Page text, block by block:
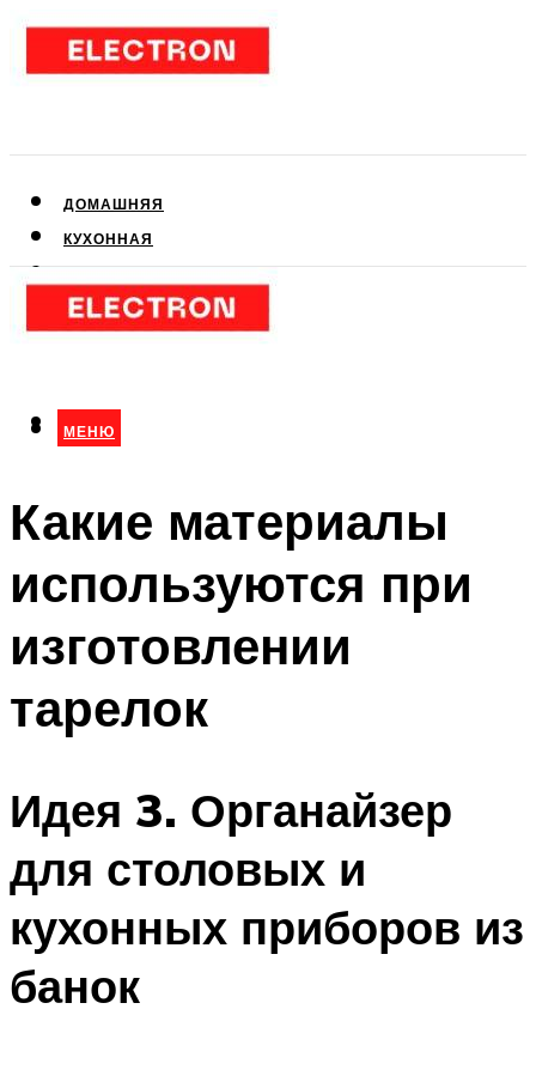
ДОМАШНЯЯ
КУХОННАЯ
КЛИМАТИЧЕСКАЯ
МЕНЮ
МЕНЮ
Какие материалы
используются при
изготовлении
тарелок
Идея 3. Органайзер
для столовых и
кухонных приборов из
банок